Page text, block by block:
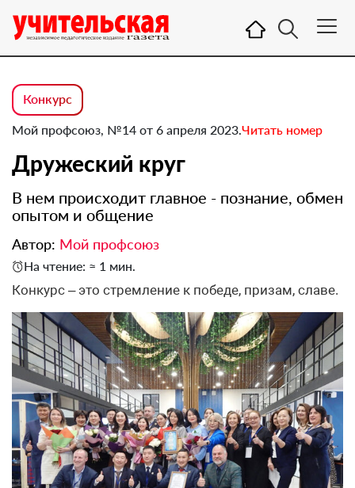
Конкурс
Мой профсоюз, №14 от 6 апреля 2023.Читать номер
Дружеский круг
В нем происходит главное - познание, обмен
опытом и общение
Автор: Мой профсоюз
На чтение: ≈ 1 мин.
Конкурс – это стремление к победе, призам, славе.